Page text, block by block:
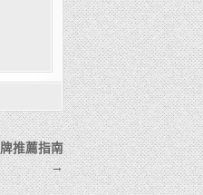
推薦指南
→